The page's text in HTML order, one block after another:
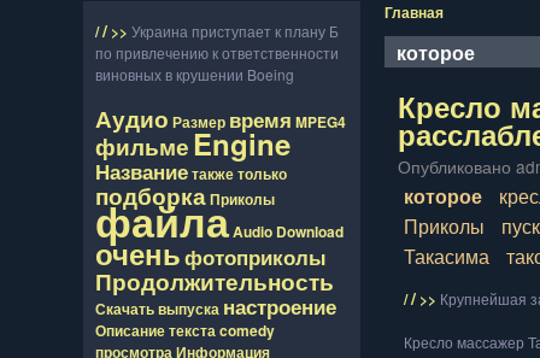
// >> Украина приступает к плану Б
по привлечению к ответственности
виновных в крушении Boeing
Аудио Размер время MPEG4
фильме Engine
Названиетакжетолько
подборкаПриколы
файлаAudio Download
оченьфотоприколы
Продолжительность
Скачатьвыпуска настроение
Описаниетекстаcomedy
просмотраИнформация
Главная
которое
Кресло
Опубликовано
которое
Приколы
Такасима
// >> Крупнейшая
Кресло массажер